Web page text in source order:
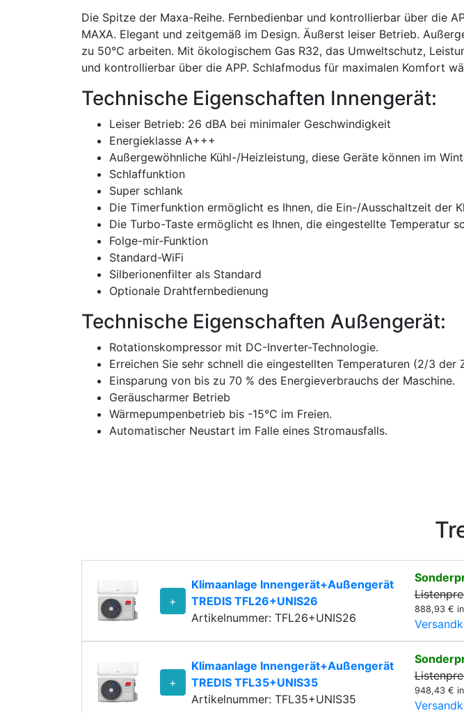
Die Spitze der Maxa-Reihe. Fernbedienbar und kontrollierbar über die
MAXA. Elegant und zeitgemäß im Design. Äußerst leiser Betrieb.
zu 50°C arbeiten. Mit ökologischem Gas R32, das Umweltschutz,
und kontrollierbar über die APP. Schlafmodus für maximalen Komfort
Technische Eigenschaften Innengerät:
Leiser Betrieb: 26 dBA bei minimaler Geschwindigkeit
Energieklasse A+++
Außergewöhnliche Kühl-/Heizleistung, diese Geräte können im
Schlaffunktion
Super schlank
Die Timerfunktion ermöglicht es Ihnen, die Ein-/Ausschaltzeit der
Die Turbo-Taste ermöglicht es Ihnen, die eingestellte Temperatur
Folge-mir-Funktion
Standard-WiFi
Silberionenfilter als Standard
Optionale Drahtfernbedienung
Technische Eigenschaften Außengerät:
Rotationskompressor mit DC-Inverter-Technologie.
Erreichen Sie sehr schnell die eingestellten Temperaturen (2/3
Einsparung von bis zu 70 % des Energieverbrauchs der Maschine.
Geräuscharmer Betrieb
Wärmepumpenbetrieb bis -15°C im Freien.
Automatischer Neustart im Falle eines Stromausfalls.
+
Klimaanlage Innengerät+Außengerät
TREDIS TFL26+UNIS26
Artikelnummer: TFL26+UNIS26
888,93 €
+
Klimaanlage Innengerät+Außengerät
TREDIS TFL35+UNIS35
Artikelnummer: TFL35+UNIS35
948,43 €